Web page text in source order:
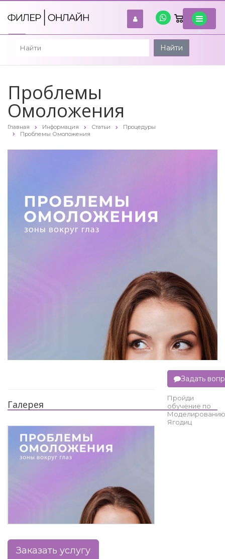
войти
Найти
Проблемы
Омоложения
Главная Информация Статьи
Процедуры
Проблемы Омоложения
Задать
Пройди
обучение по
Моделированию
Ягодиц
Галерея
Заказать услугу